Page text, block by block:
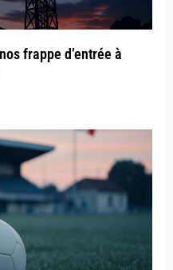
frappe d’entrée à